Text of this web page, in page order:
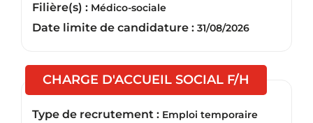
Filière(s) : Médico-sociale
Date limite de candidature : 31/08/2026
CHARGE D'ACCUEIL SOCIAL F/H
Type de recrutement : Emploi temporaire